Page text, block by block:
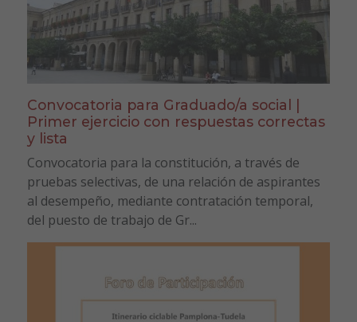
Convocatoria para Graduado/a social |
Primer ejercicio con respuestas correctas
y lista
Convocatoria para la constitución, a través de
pruebas selectivas, de una relación de aspirantes
al desempeño, mediante contratación temporal,
del puesto de trabajo de Gr...